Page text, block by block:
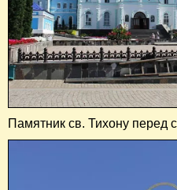
Памятник св. Тихону перед